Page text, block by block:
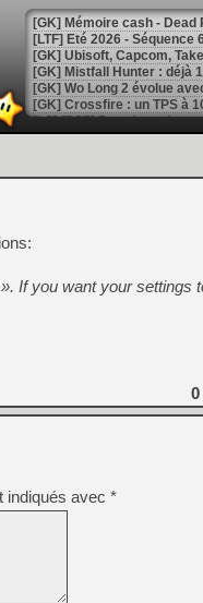
[LTF] Eté 2026 - Séquence
[GK] Mistfall Hunter : déjà
[GK] Wo Long 2 évolue
[GK] Crossfire : un TPS à
[LS] [PS5] Premiers
[Mo5] DOOM arrive en
[GK] Bethesda fête les 30
[GK] Roblox : l'action en
[GK] Agenda - GeForce
[LS] [PS5] ps5-y2jb-
[GK] Pourquoi Marvel
[GK] Test : Restory : Chill
[GK] GTA 6 : Rockstar
[GK] Hot Wheels Infinite
[GK] Mémoire cash -
[GK] Résultats Nintendo :
[GK] Déjà des
[Mo5] Brickboy cherche à
[GK] Minecraft et ses «
If you want your settings
0
indiqués avec *